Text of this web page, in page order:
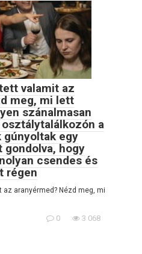
valamit az
meg, mi lett
szánalmasan
a
egy
hogy
csendes és
régen
az aranyérmed? Nézd meg, mi
0 3 068